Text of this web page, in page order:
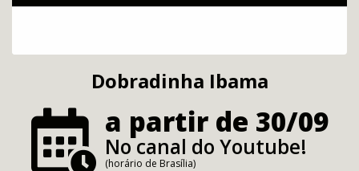
Dobradinha Ibama
a partir de 30/09
No canal do Youtube!
(horário de Brasília)